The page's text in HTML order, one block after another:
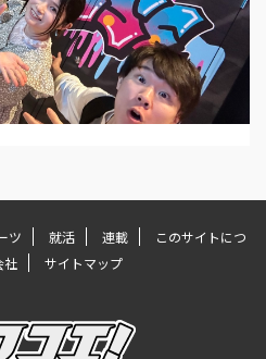
ツ 就活 連載
このサイトにつ
社 サイトマップ